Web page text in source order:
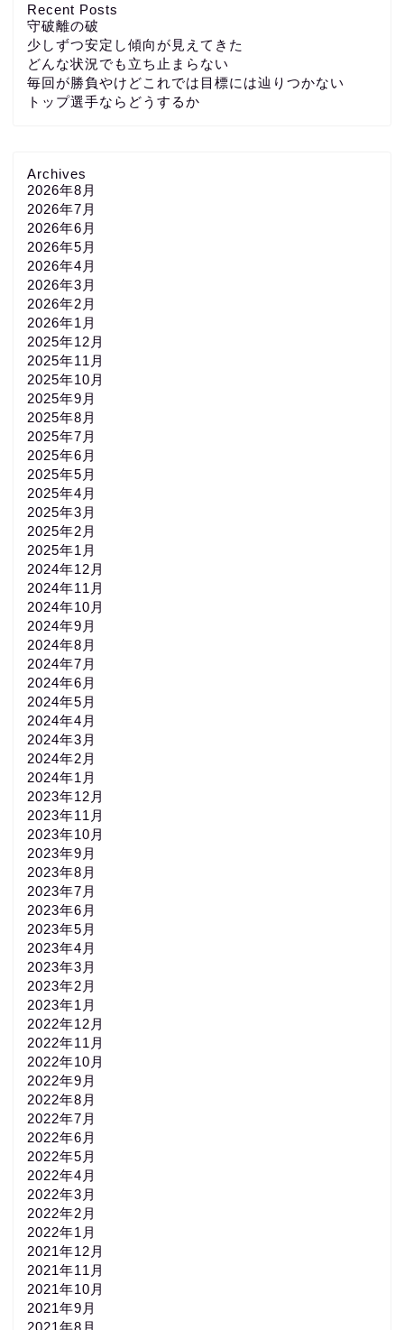
Recent Posts
守破離の破
少しずつ安定し傾向が見えてきた
どんな状況でも立ち止まらない
毎回が勝負やけどこれでは目標には辿りつかない
トップ選手ならどうするか
Archives
2026年8月
2026年7月
2026年6月
2026年5月
2026年4月
2026年3月
2026年2月
2026年1月
2025年12月
2025年11月
2025年10月
2025年9月
2025年8月
2025年7月
2025年6月
2025年5月
2025年4月
2025年3月
2025年2月
2025年1月
2024年12月
2024年11月
2024年10月
2024年9月
2024年8月
2024年7月
2024年6月
2024年5月
2024年4月
2024年3月
2024年2月
2024年1月
2023年12月
2023年11月
2023年10月
2023年9月
2023年8月
2023年7月
2023年6月
2023年5月
2023年4月
2023年3月
2023年2月
2023年1月
2022年12月
2022年11月
2022年10月
2022年9月
2022年8月
2022年7月
2022年6月
2022年5月
2022年4月
2022年3月
2022年2月
2022年1月
2021年12月
2021年11月
2021年10月
2021年9月
2021年8月